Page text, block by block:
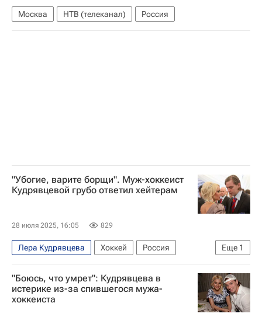
Москва НТВ (телеканал) Россия
"Убогие, варите борщи". Муж-хоккеист
Кудрявцевой грубо ответил хейтерам
28 июля 2025, 16:05 829
Еще 1
Лера Кудрявцева Хоккей
Россия
Игорь Макаров
"Боюсь, что умрет": Кудрявцева в
истерике из-за спившегося мужа-
хоккеиста